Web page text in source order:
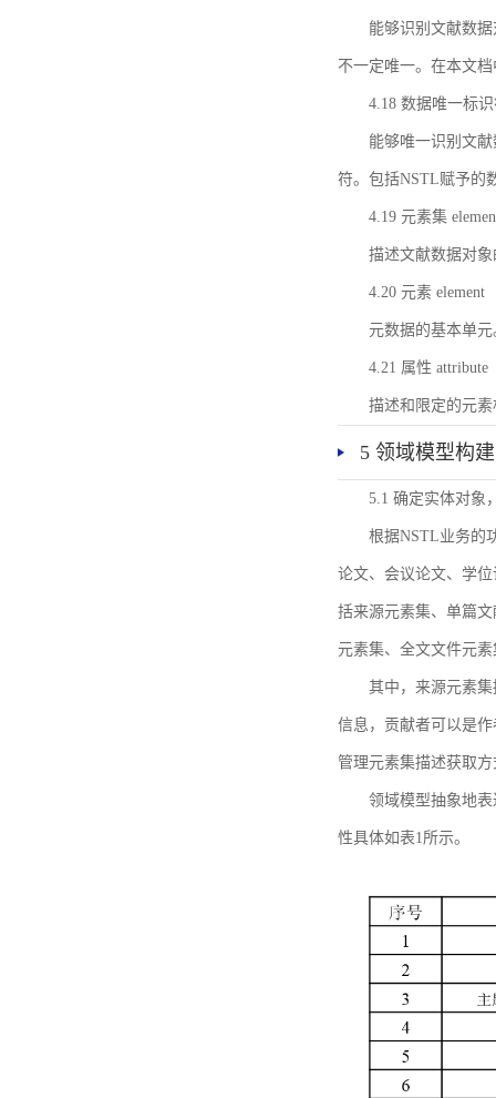
能够识别文献数
不一定唯一。在本文
4.18 数据唯一标
能够唯一识别文
符。包括NSTL赋予的
4.19 元素集
描述文献数据对
4.20 元素 element
元数据的基本单元
4.21 属性 attribute
描述和限定的元
5 领域模型构建
5.1 确定实体对象
根据NSTL业务的
论文、会议论文、学
括来源元素集、单篇
元素集、全文文件元
其中，来源元素
信息，贡献者可以是
管理元素集描述获取
领域模型抽象地
性具体如表1所示。